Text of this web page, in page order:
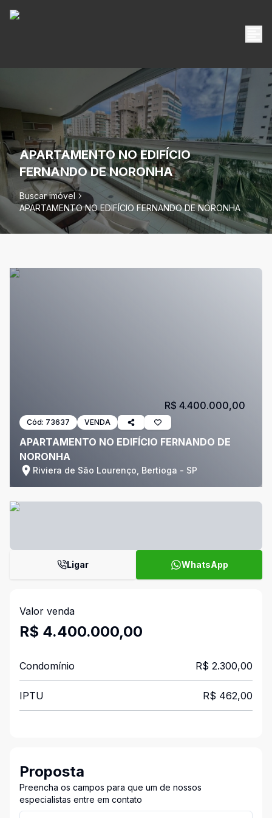
APARTAMENTO NO EDIFÍCIO
FERNANDO DE NORONHA
Buscar imóvel
APARTAMENTO NO EDIFÍCIO FERNANDO DE NORONHA
Cód: 73637 VENDA
APARTAMENTO NO EDIFÍCIO FERNANDO DE
NORONHA
Riviera de São Lourenço, Bertioga - SP
R$ 4.400.000,00
Ligar WhatsApp
Valor venda
R$ 4.400.000,00
Condomínio R$ 2.300,00
IPTU R$ 462,00
Proposta
Preencha os campos para que um de nossos
especialistas entre em contato